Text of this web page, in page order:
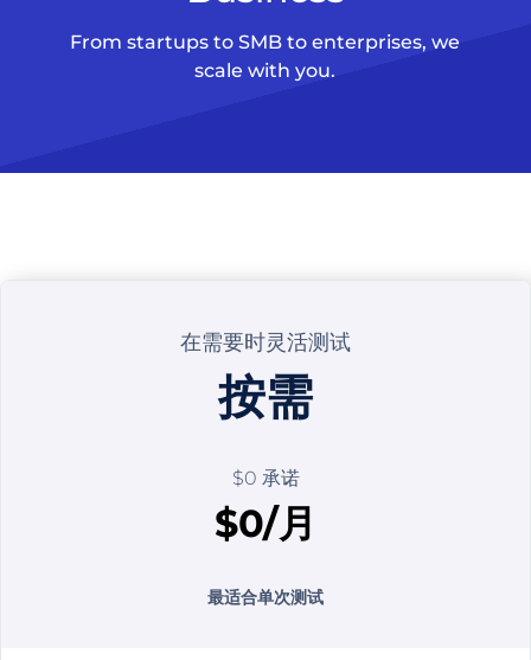
From startups to SMB to enterprises, we
scale with you.
在需要时灵活测试
按需
$0 承诺
$0/月
最适合单次测试